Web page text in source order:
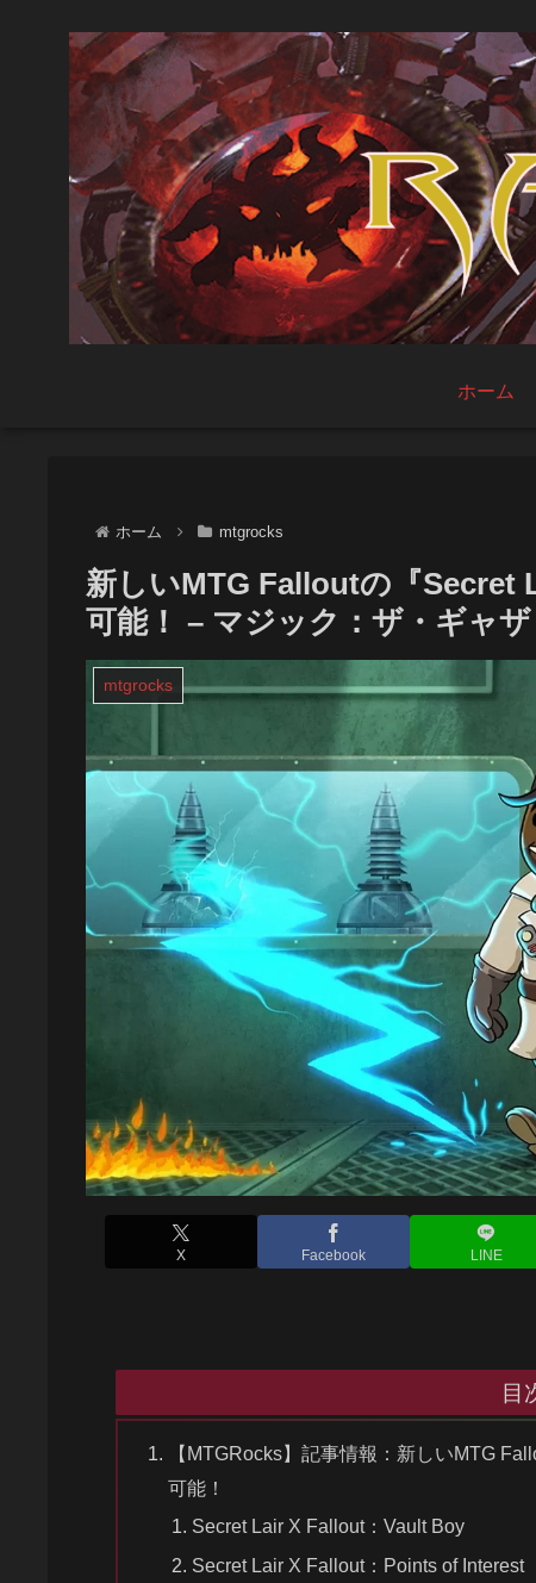
ホーム
ホーム mtgrocks
新しいMTG Falloutの『Secret
可能！ – マジック：ザ・ギャ
mtgrocks
X Facebook LINE
目
【MTGRocks】記事情報：新しいMTG
可能！
Secret Lair X Fallout：Vault Boy
Secret Lair X Fallout：Points of Interest